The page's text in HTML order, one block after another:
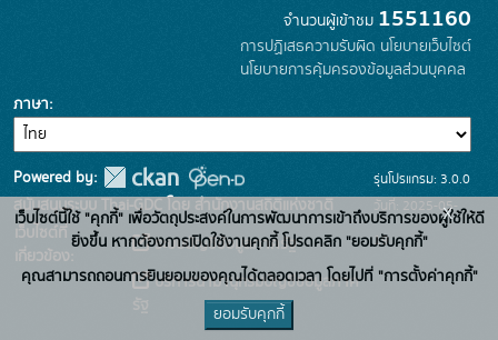
จำนวนผู้เข้าชม 1551160
การปฏิเสธความรับผิด นโยบายเว็บไซต์
นโยบายการคุ้มครองข้อมูลส่วนบุคคล
ภาษา
Powered by:
สนับสนุนระบบ Thai-GDC โดย สำนักงานสถิติแห่งชาติ
เว็บไซต์ที่
เกี่ยวข้อง:
ระบบบัญชีข้อมูลภาครัฐ
บริการนามานุกรมบัญชีข้อมูลภาค
รุ่นโปรแกรม: 3.0.0
วันที่: 2025-05-
19
เว็บไซต์นี้ใช้ "คุกกี้" เพื่อวัตถุประสงค์ในการพัฒนาการเข้าถึงบริการของผู้ใช้ให้ดี
ยิ่งขึ้น หากต้องการเปิดใช้งานคุกกี้ โปรดคลิก "ยอมรับคุกกี้"
คุณสามารถถอนการยินยอมของคุณได้ตลอดเวลา โดยไปที่ "การตั้งค่าคุกกี้"
ยอมรับคุกกี้
x